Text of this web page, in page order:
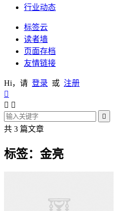
行业动态
标签云
读者墙
页面存档
友情链接
Hi，请 登录 或 注册

 

共 3 篇文章
标签：金亮